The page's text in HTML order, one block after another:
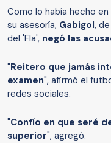
Como lo había hecho
su asesoría, Gabigol,
del 'Fla', negó las
"Reitero que jamás
examen", afirmó el
redes sociales.
"Confío en que seré
superior", agregó.